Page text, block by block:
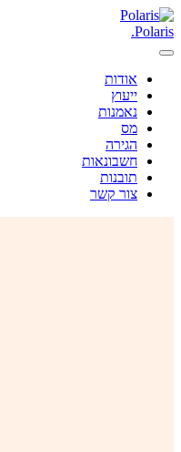
Polaris
.
אודות
ייעוץ
נאמנות
מס
הגירה
חשבונאות
תובנות
צור קשר